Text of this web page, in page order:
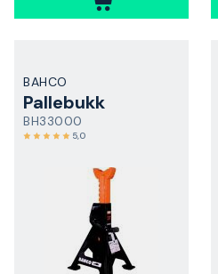
BAHCO
Pallebukk
BH33000
5,0